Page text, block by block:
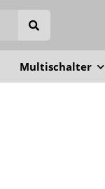
Multischalter